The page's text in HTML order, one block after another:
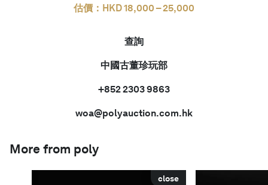
估價：HKD 18,000 – 25,000
查詢
中國古董珍玩部
+852 2303 9863
woa@polyauction.com.hk
More from poly
close